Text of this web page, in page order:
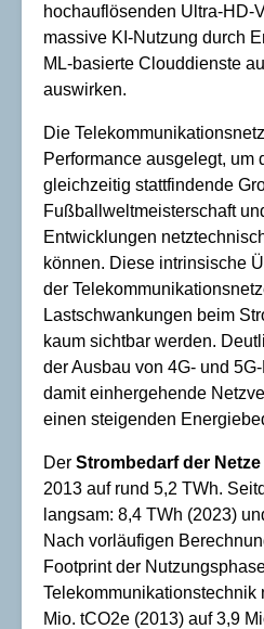
hochauflösenden Ultra-HD-
massive KI-Nutzung durch
ML-basierte Clouddienste
auswirken.
Die
Performance ausgelegt, um
gleichzeitig stattfindende
Fußballweltmeisterschaft
Entwicklungen
können. Diese intrinsische
der
Lastschwankungen beim
kaum sichtbar werden.
der Ausbau von 4G- und
damit einhergehende
einen steigenden
Der Strombedarf der Netze
2013 auf rund 5,2 TWh.
langsam: 8,4 TWh (2023)
Nach vorläufigen
Footprint der
Telekommunikationstechnik
Mio. tCO2e (2013) auf 3,9